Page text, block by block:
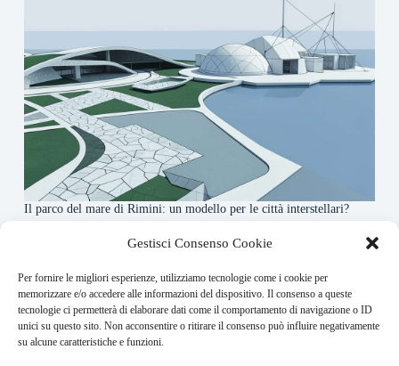
Gestisci Consenso Cookie
Per fornire le migliori esperienze, utilizziamo tecnologie come i cookie per
memorizzare e/o accedere alle informazioni del dispositivo. Il consenso a queste
tecnologie ci permetterà di elaborare dati come il comportamento di navigazione o ID
unici su questo sito. Non acconsentire o ritirare il consenso può influire negativamente
su alcune caratteristiche e funzioni.
Il parco del mare di Rimini: un modello per le città interstellari?
About this website
Orbitare ogni giorno trova per te le notizie più rilevanti in
ambito space economy.